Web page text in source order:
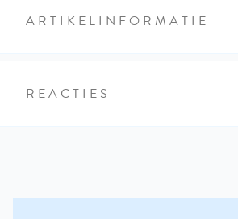
ARTIKELINFORMATIE
REACTIES